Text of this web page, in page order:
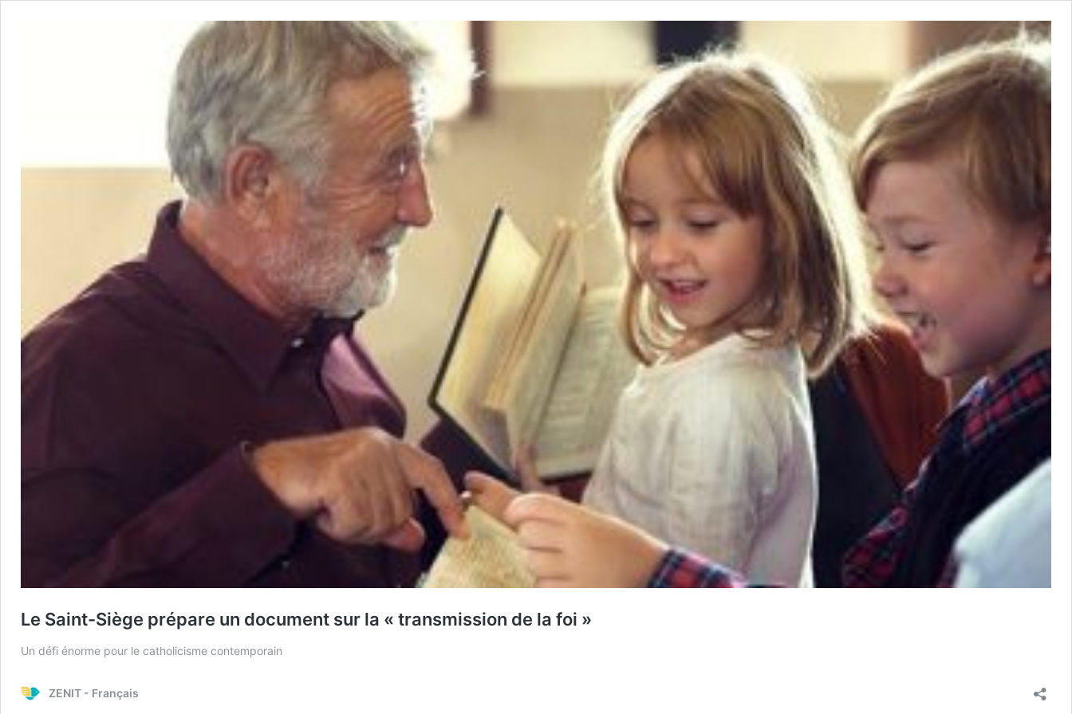
Le Saint-Siège prépare un document sur la « transmission de la foi »
Un défi énorme pour le catholicisme contemporain
ZENIT - Français